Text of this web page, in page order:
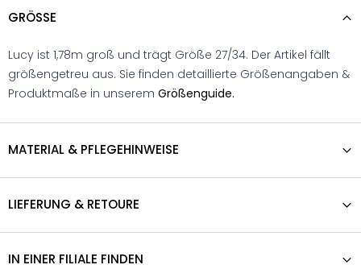
GRÖSSE
Lucy ist 1,78m groß und trägt Größe 27/34. Der Artikel fällt
größengetreu aus. Sie finden detaillierte Größenangaben &
Produktmaße in unserem Größenguide.
MATERIAL & PFLEGEHINWEISE
LIEFERUNG & RETOURE
IN EINER FILIALE FINDEN